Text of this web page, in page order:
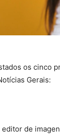
os cinco
Gerais:
editor de